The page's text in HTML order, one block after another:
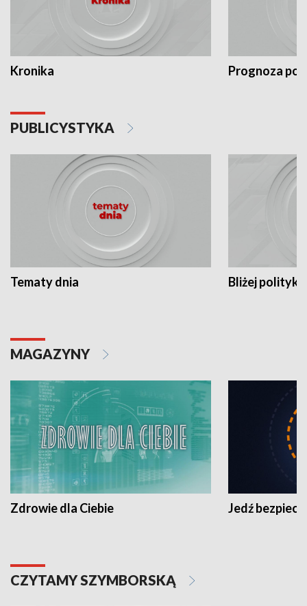
Kronika Prognoza
PUBLICYSTYKA
Tematy dnia Bliżej polityki
MAGAZYNY
Zdrowie dla Ciebie Jedź
CZYTAMY SZYMBORSKĄ